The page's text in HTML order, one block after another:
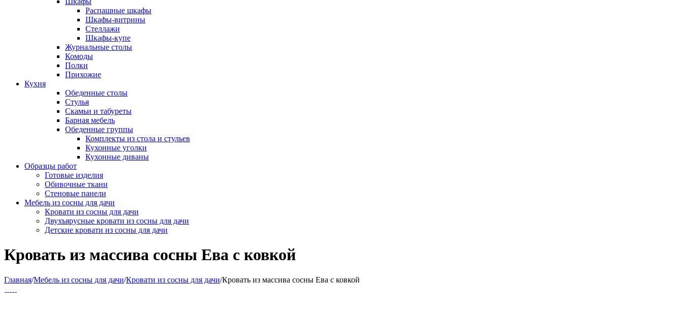
Распашные шкафы
Шкафы-витрины
Стеллажи
Шкафы-купе
Журнальные столы
Комоды
Полки
Прихожие
Кухня
Обеденные столы
Стулья
Скамьи и табуреты
Барная мебель
Обеденные группы
Комплекты из стола и стульев
Кухонные уголки
Кухонные диваны
Образцы работ
Готовые изделия
Обивочные ткани
Стеновые панели
Мебель из сосны для дачи
Кровати из сосны для дачи
Двухъярусные кровати из сосны для дачи
Детские кровати из сосны для дачи
Кровать из массива сосны Ева с ковкой
Главная/Мебель из сосны для дачи/Кровати из сосны для дачи/Кровать из массива сосны Ева с ковкой